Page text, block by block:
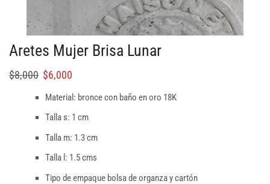
Aretes Mujer Brisa Lunar
$8,000 $6,000
Material: bronce con baño en oro 18K
Talla s: 1 cm
Talla m: 1.3 cm
Talla l: 1.5 cms
Tipo de empaque bolsa de organza y cartón